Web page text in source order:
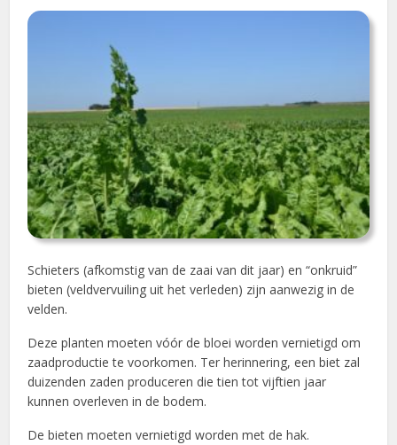
Schieters (afkomstig van de zaai van dit jaar) en “onkruid”
bieten (veldvervuiling uit het verleden) zijn aanwezig in de
velden.
Deze planten moeten vóór de bloei worden vernietigd om
zaadproductie te voorkomen. Ter herinnering, een biet zal
duizenden zaden produceren die tien tot vijftien jaar
kunnen overleven in de bodem.
De bieten moeten vernietigd worden met de hak.